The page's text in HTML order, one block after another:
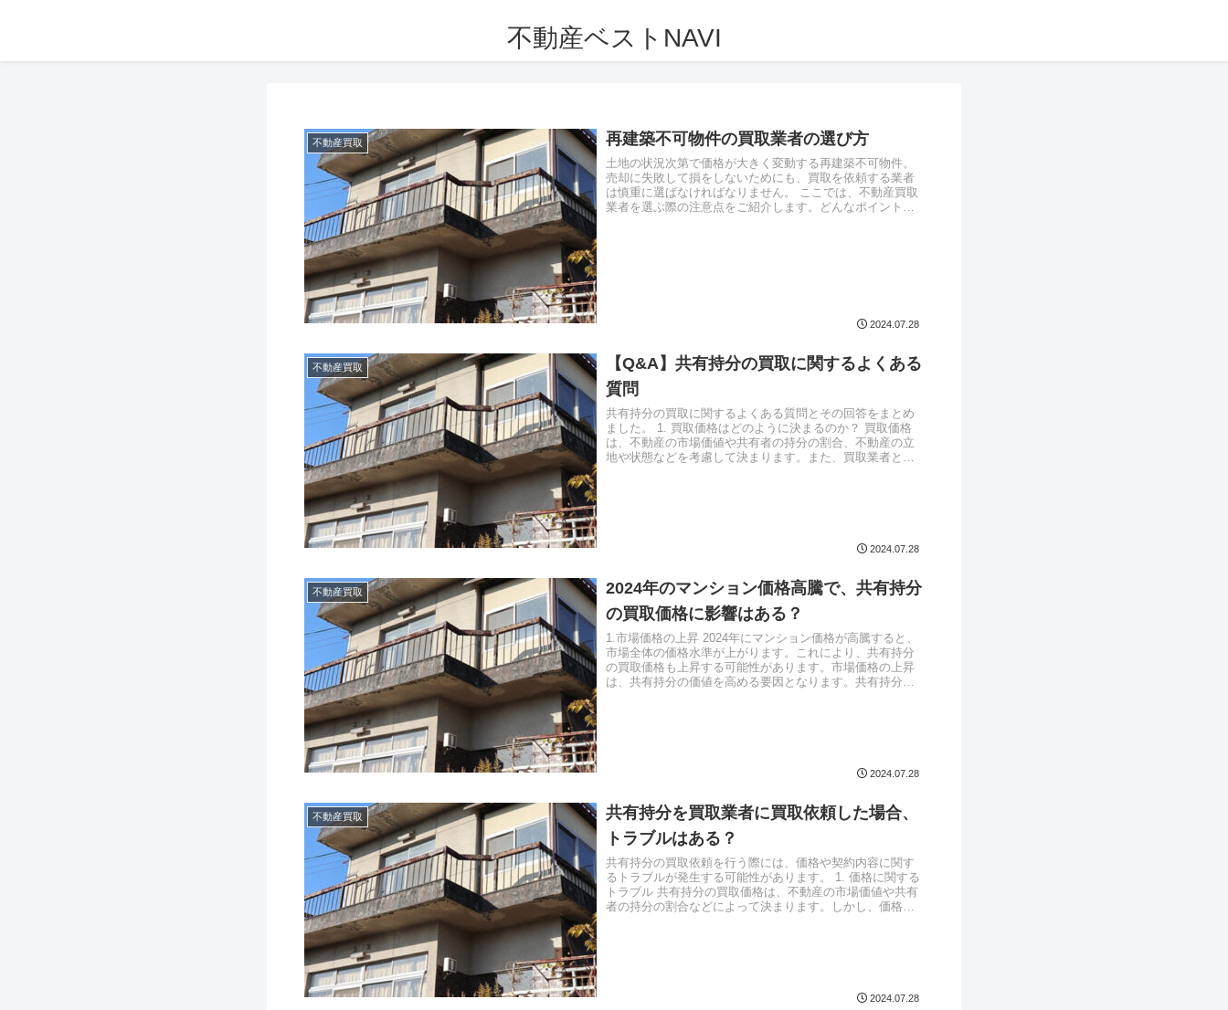
不動産ベストNAVI
不動産買取 再建築不可物件の買取業者の選び方
土地の状況次第で価格が大きく変動する再建築不可物件。
売却に失敗して損をしないためにも、買取を依頼する業者
は慎重に選ばなければなりません。 ここでは、不動産買取
業者を選ぶ際の注意点をご紹介します。どんなポイントに
2024.07.28
不動産買取
【Q&A】共有持分の買取に関するよくある
質問
共有持分の買取に関するよくある質問とその回答をまとめ
ました。 1. 買取価格はどのように決まるのか？ 買取価格
は、不動産の市場価値や共有者の持分の割合、不動産の立
地や状態などを考慮して決まります。また、買取業者との
2024.07.28
不動産買取
2024年のマンション価格高騰で、共有持分
の買取価格に影響はある？
1.市場価格の上昇 2024年にマンション価格が高騰すると、
市場全体の価格水準が上がります。これにより、共有持分
の買取価格も上昇する可能性があります。市場価格の上昇
は、共有持分の価値を高める要因となります。共有持分の
2024.07.28
不動産買取
共有持分を買取業者に買取依頼した場合、
トラブルはある？
共有持分の買取依頼を行う際には、価格や契約内容に関す
るトラブルが発生する可能性があります。 1. 価格に関する
トラブル 共有持分の買取価格は、不動産の市場価値や共有
者の持分の割合などによって決まります。しかし、価格に
2024.07.28